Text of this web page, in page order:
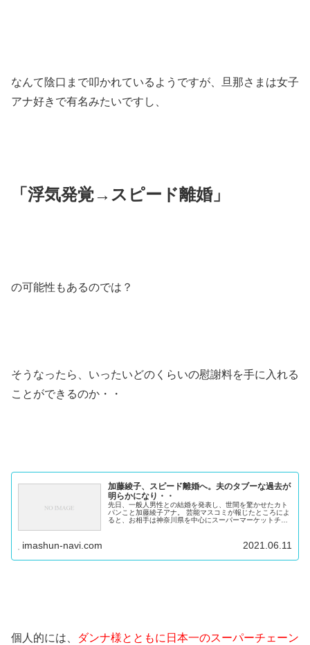
なんて陰口まで叩かれているようですが、旦那さまは女子
アナ好きで有名みたいですし、
「浮気発覚→スピード離婚」
の可能性もあるのでは？
そうなったら、いったいどのくらいの慰謝料を手に入れる
ことができるのか・・
加藤綾子、スピード離婚へ。夫のタブーな過去が
明らかになり・・
先日、一般人男性との結婚を発表し、世間を驚かせたカト
パンこと加藤綾子アナ。 芸能マスコミが報じたところによ
ると、お相手は神奈川県を中心にスーパーマーケットチェ
imashun-navi.com 2021.06.11
個人的には、
ダンナ様とともに日本一のスーパーチェーン